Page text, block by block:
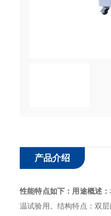
产品介绍
性能特点如下： 用途概述：
温试验用。 结构特点： 双